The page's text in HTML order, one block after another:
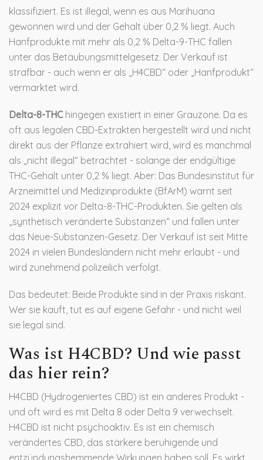
klassifiziert. Es ist illegal, wenn es aus Marihuana
gewonnen wird und der Gehalt über 0,2 % liegt. Auch
Hanfprodukte mit mehr als 0,2 % Delta-9-THC fallen
unter das Betäubungsmittelgesetz. Der Verkauf ist
strafbar - auch wenn er als „H4CBD“ oder „Hanfprodukt“
vermarktet wird.
Delta-8-THChingegen existiert in einer Grauzone. Da es
oft aus legalen CBD-Extrakten hergestellt wird und nicht
direkt aus der Pflanze extrahiert wird, wird es manchmal
als „nicht illegal“ betrachtet - solange der endgültige
THC-Gehalt unter 0,2 % liegt. Aber: Das Bundesinstitut für
Arzneimittel und Medizinprodukte (BfArM) warnt seit
2024 explizit vor Delta-8-THC-Produkten. Sie gelten als
„synthetisch veränderte Substanzen“ und fallen unter
das Neue-Substanzen-Gesetz. Der Verkauf ist seit Mitte
2024 in vielen Bundesländern nicht mehr erlaubt - und
wird zunehmend polizeilich verfolgt.
Das bedeutet: Beide Produkte sind in der Praxis riskant.
Wer sie kauft, tut es auf eigene Gefahr - und nicht weil
sie legal sind.
Was ist H4CBD? Und wie passt
das hier rein?
H4CBD (Hydrogeniertes CBD) ist ein anderes Produkt -
und oft wird es mit Delta 8 oder Delta 9 verwechselt.
H4CBD ist nicht psychoaktiv. Es ist ein chemisch
verändertes CBD, das stärkere beruhigende und